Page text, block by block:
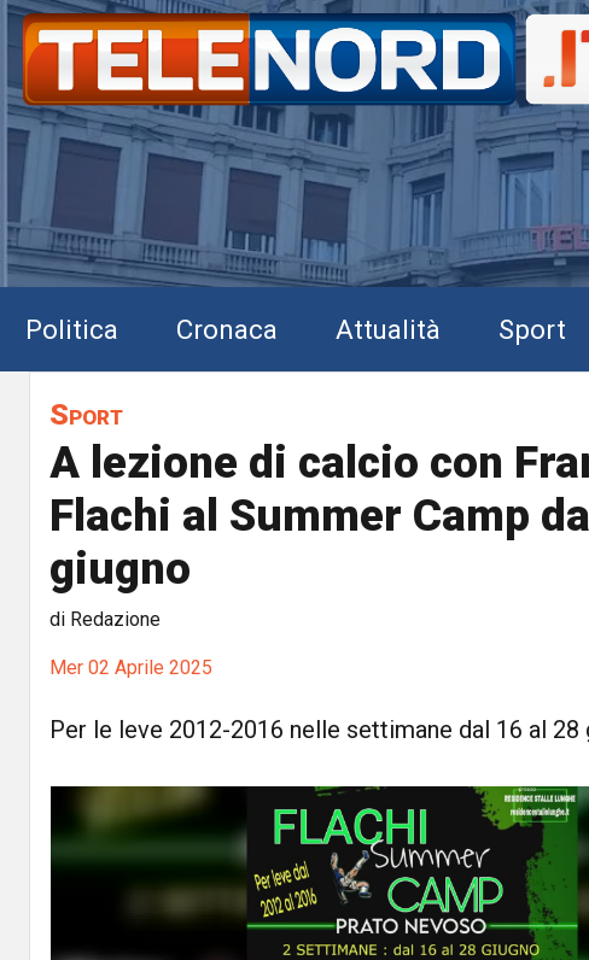
Politica Cronaca Attualità Sport
Sport
A lezione di calcio con
Flachi al Summer Camp
giugno
di Redazione
Mer 02 Aprile 2025
Per le leve 2012-2016 nelle settimane dal 16 al 28